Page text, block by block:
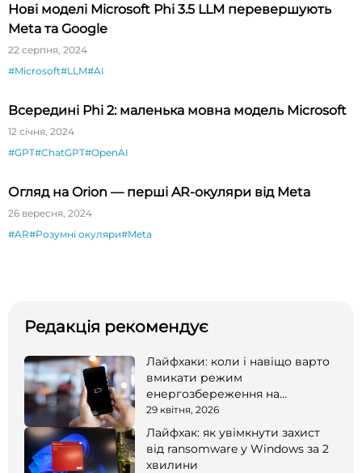
Нові моделі Microsoft Phi 3.5 LLM перевершують
Meta та Google
22 серпня, 2024
#Microsoft#LLM#AI
Всередині Phi 2: маленька мовна модель Microsoft
12 січня, 2024
#GPT#ChatGPT#OpenAI
Огляд на Orion — перші AR-окуляри від Meta
26 вересня, 2024
#AR#Розумні окуляри#Meta
Редакція рекомендує
Лайфхаки: коли і навіщо варто
вмикати режим
енергозбереження на
смартфоні
29 квітня, 2026
Лайфхак: як увімкнути захист
від ransomware у Windows за 2
хвилини